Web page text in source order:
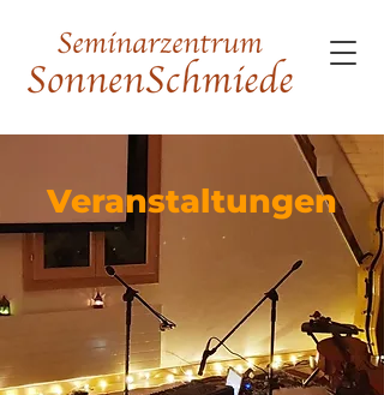
Veranstaltungen